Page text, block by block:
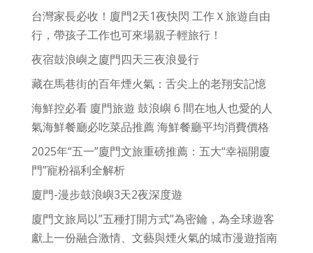
台灣家長必收！廈門2天1夜快閃 工作Ｘ旅遊自由
行，帶孩子工作也可來場親子輕旅行！
夜宿鼓浪嶼之廈門四天三夜浪曼行
藏在馬巷街的百年煙火氣：舌尖上的老翔安記憶
海鮮控必看 廈門旅遊 鼓浪嶼 6 間在地人也愛的人
氣海鮮餐廳必吃菜品推薦 海鮮餐廳平均消費價格
2025年“五一”廈門文旅重磅推薦：五大“幸福開廈
門”寵粉福利全解析
廈門-漫步鼓浪嶼3天2夜深度遊
廈門文旅局以”五種打開方式”為密鑰，為全球遊客
獻上一份融合激情、文藝與煙火氣的城市漫遊指南